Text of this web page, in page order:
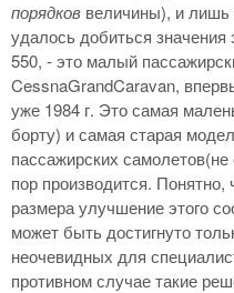
порядков величины), и лишь
удалось добиться
550, - это малый
CessnaGrandCaravan,
уже 1984 г. Это самая
борту) и самая старая
пассажирских
пор производится.
размера улучшение этого
может быть достигнуто
неочевидных для
противном случае такие